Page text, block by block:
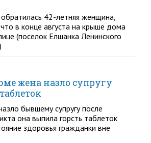
42-летняя женщина,
в конце августа на крыше дома
(поселок Елшанка Ленинского
жена назло супругу
бывшему супругу после
она выпила горсть таблеток
здоровья гражданки вне